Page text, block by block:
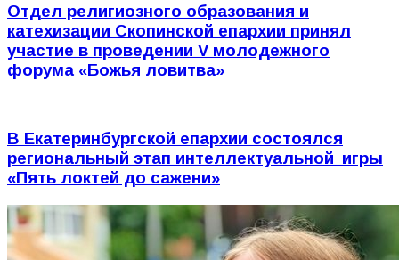
Отдел религиозного образования и
катехизации Скопинской епархии принял
участие в проведении V молодежного
форума «Божья ловитва»
В Екатеринбургской епархии состоялся
региональный этап интеллектуальной игры
«Пять локтей до сажени»